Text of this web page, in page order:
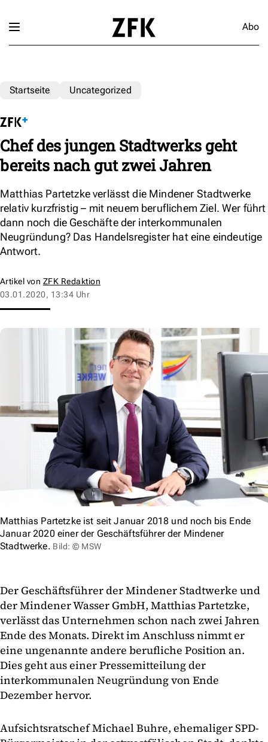
Abo
Startseite Uncategorized
Chef des jungen Stadtwerks geht
bereits nach gut zwei Jahren
Matthias Partetzke verlässt die Mindener Stadtwerke
relativ kurzfristig – mit neuem beruflichem Ziel. Wer führt
dann noch die Geschäfte der interkommunalen
Neugründung? Das Handelsregister hat eine eindeutige
Antwort.
Artikel von ZFK Redaktion
03.01.2020, 13:34 Uhr
Matthias Partetzke ist seit Januar 2018 und noch bis Ende
Januar 2020 einer der Geschäftsführer der Mindener
Stadtwerke. Bild: © MSW
Der Geschäftsführer der Mindener Stadtwerke und
der Mindener Wasser GmbH, Matthias Partetzke,
verlässt das Unternehmen schon nach zwei Jahren
Ende des Monats. Direkt im Anschluss nimmt er
eine ungenannte andere berufliche Position an.
Dies geht aus einer Pressemitteilung der
interkommunalen Neugründung von Ende
Dezember hervor.
Aufsichtsratschef Michael Buhre, ehemaliger SPD-